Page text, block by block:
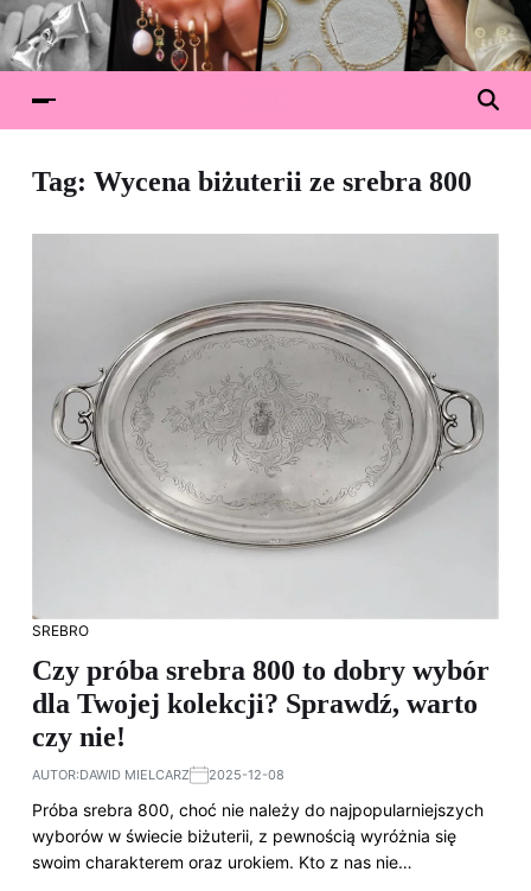
Tag: Wycena biżuterii ze srebra 800
SREBRO
Czy próba srebra 800 to dobry wybór
dla Twojej kolekcji? Sprawdź, warto
czy nie!
AUTOR:DAWID MIELCARZ 2025-12-08
Próba srebra 800, choć nie należy do najpopularniejszych
wyborów w świecie biżuterii, z pewnością wyróżnia się
swoim charakterem oraz urokiem. Kto z nas nie…